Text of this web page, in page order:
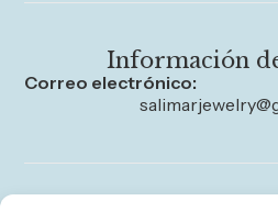
Información
Correo electrónico: